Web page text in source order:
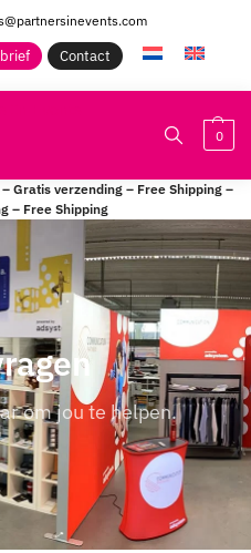
Contact
0
Gratis verzending – Free Shipping –
– Free Shipping
om jou te helpen.